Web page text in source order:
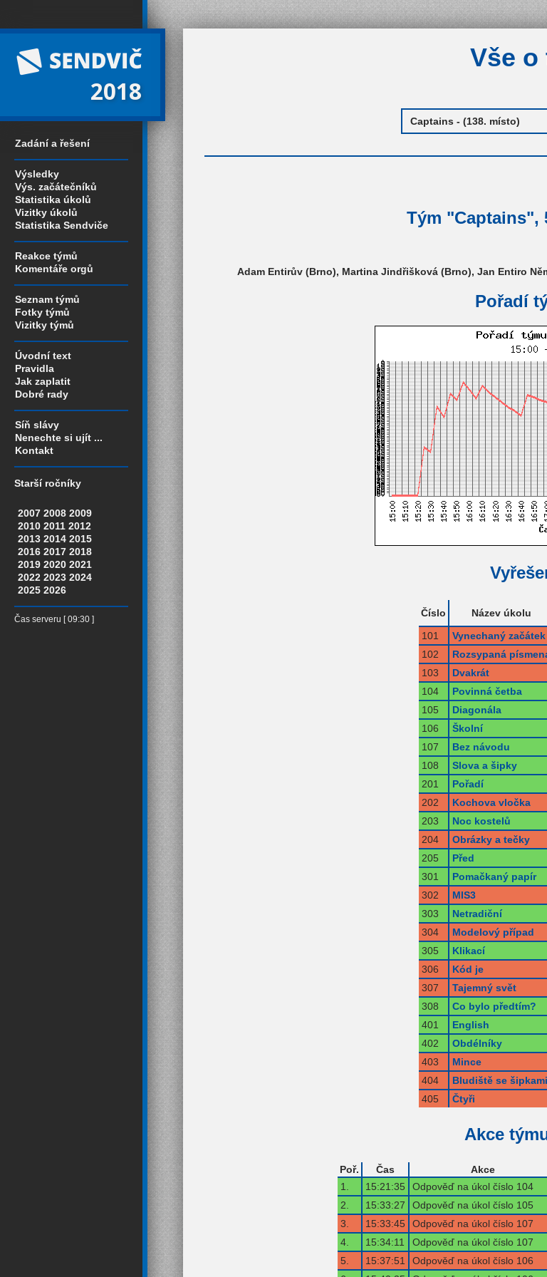
2018
Zadání a řešení
Výsledky
Výs. začátečníků
Statistika úkolů
Vizitky úkolů
Statistika Sendviče
Reakce týmů
Komentáře orgů
Seznam týmů
Fotky týmů
Vizitky týmů
Úvodní text
Pravidla
Jak zaplatit
Dobré rady
Síň slávy
Nenechte si ujít ...
Kontakt
Starší ročníky
2007 2008 2009
2010 2011 2012
2013 2014 2015
2016 2017 2018
2019 2020 2021
2022 2023 2024
2025 2026
Čas serveru [ 09:30 ]
Vše o
Tým "Captains",
Adam Entirův (Brno), Martina Jindřišková (Brno), Jan Entiro
Pořadí
Číslo Název úkolu
101
Vynechaný začátek
102
Rozsypaná
103
Dvakrát
104
Povinná četba
105
Diagonála
106
Školní
107
Bez návodu
108
Slova a šipky
201
Pořadí
202
Kochova vločka
203
Noc kostelů
204
Obrázky a tečky
205
Před
301
Pomačkaný papír
302
MIS3
303
Netradiční
304
Modelový případ
305
Klikací
306
Kód je
307
Tajemný svět
308
Co bylo předtím?
401
English
402
Obdélníky
403
Mince
404
Bludiště se šipkami
405
Čtyři
Akce
Poř. Čas Akce
1.
15:21:35 Odpověď na úkol číslo 104
2.
15:33:27 Odpověď na úkol číslo 105
3.
15:33:45 Odpověď na úkol číslo 107
4.
15:34:11 Odpověď na úkol číslo 107
5.
15:37:51 Odpověď na úkol číslo 106